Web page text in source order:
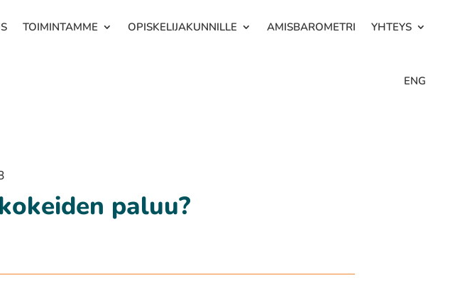
TOIMINTAMME OPISKELIJAKUNNILLE AMISBAROMETRI YHTEYS
ENG
paluu?